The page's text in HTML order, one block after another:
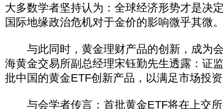
大多数学者坚持认为：全球经济形势才是决
国际地缘政治危机对于金价的影响微乎其微
与此同时，黄金理财产品的创新，成为
海黄金交易所副总经理宋钰勤先生透露：证
批中国的黄金ETF创新产品，以满足市场投
与会学者传言：首批黄金ETF将在上交所